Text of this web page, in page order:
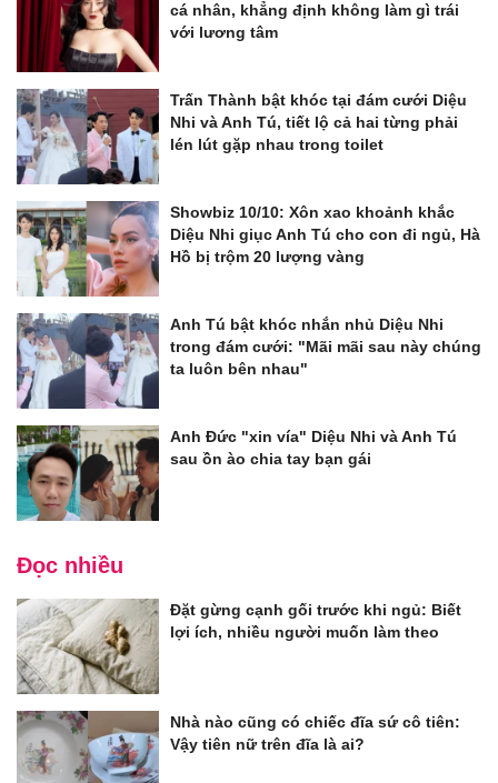
cá nhân, khẳng định không làm gì trái
với lương tâm
Trấn Thành bật khóc tại đám cưới Diệu
Nhi và Anh Tú, tiết lộ cả hai từng phải
lén lút gặp nhau trong toilet
Showbiz 10/10: Xôn xao khoảnh khắc
Diệu Nhi giục Anh Tú cho con đi ngủ, Hà
Hồ bị trộm 20 lượng vàng
Anh Tú bật khóc nhắn nhủ Diệu Nhi
trong đám cưới: "Mãi mãi sau này chúng
ta luôn bên nhau"
Anh Đức "xin vía" Diệu Nhi và Anh Tú
sau ồn ào chia tay bạn gái
Đọc nhiều
Đặt gừng cạnh gối trước khi ngủ: Biết
lợi ích, nhiều người muốn làm theo
Nhà nào cũng có chiếc đĩa sứ cô tiên:
Vậy tiên nữ trên đĩa là ai?